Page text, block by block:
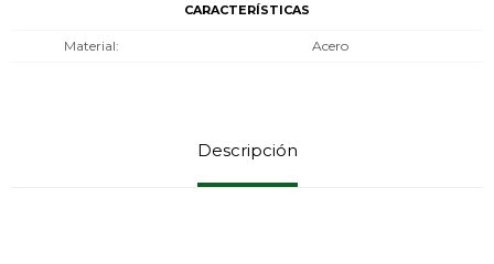
CARACTERÍSTICAS
Material Acero
Descripción